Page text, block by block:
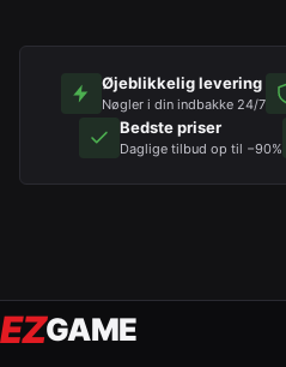
Øjeblikkelig levering
Nøgler i din indbakke 24/7
Bedste priser
Daglige tilbud op til −90%
EZGAME